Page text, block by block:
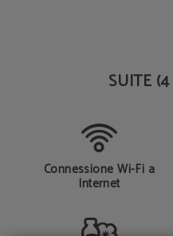
SUITE
Connessione Wi-Fi a
Internet